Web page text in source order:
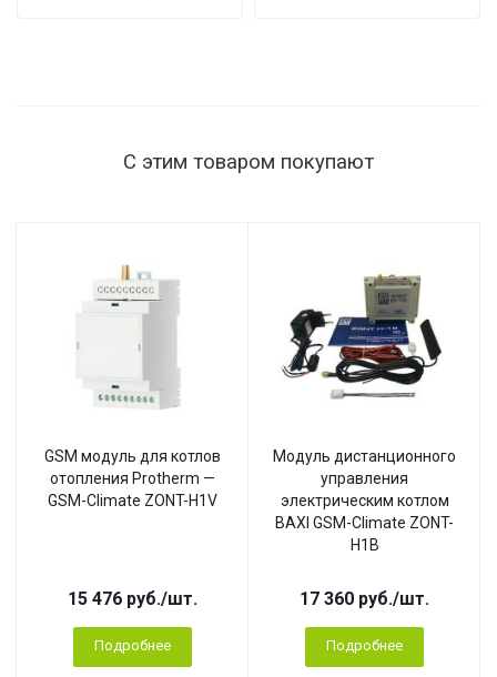
С этим товаром покупают
GSM модуль для котлов
отопления Protherm —
GSM-Climate ZONT-H1V
15 476 руб./шт.
Подробнее
Модуль дистанционного
управления
электрическим котлом
BAXI GSM-Climate ZONT-
H1B
17 360 руб./шт.
Подробнее